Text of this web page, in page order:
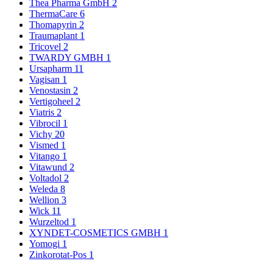
Thea Pharma GmbH 2
ThermaCare 6
Thomapyrin 2
Traumaplant 1
Tricovel 2
TWARDY GMBH 1
Ursapharm 11
Vagisan 1
Venostasin 2
Vertigoheel 2
Viatris 2
Vibrocil 1
Vichy 20
Vismed 1
Vitango 1
Vitawund 2
Voltadol 2
Weleda 8
Wellion 3
Wick 11
Wurzeltod 1
XYNDET-COSMETICS GMBH 1
Yomogi 1
Zinkorotat-Pos 1